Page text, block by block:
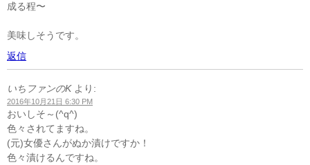
成る程〜
美味しそうです。
返信
いちファンのK より:
2016年10月21日 6:30 PM
おいしそ～(^q^)
色々されてますね。
(元)女優さんがぬか漬けですか！
色々漬けるんですね。